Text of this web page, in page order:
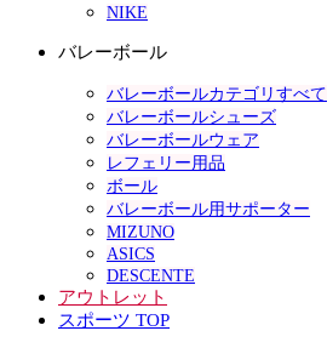
NIKE
バレーボール
バレーボールカテゴリすべて
バレーボールシューズ
バレーボールウェア
レフェリー用品
ボール
バレーボール用サポーター
MIZUNO
ASICS
DESCENTE
アウトレット
スポーツ TOP